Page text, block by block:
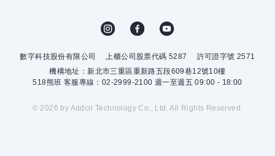
數字科技股份有限公司 上櫃公司股票代碼 5287
許可證字號 2571
機構地址：新北市三重區重新路五段609巷12號10樓
518熊班 客服專線：02-2999-2100 週一至週五 09:00 - 18:00
© 2026 by Addcn Technology Co., Ltd. All Rights Reserved.